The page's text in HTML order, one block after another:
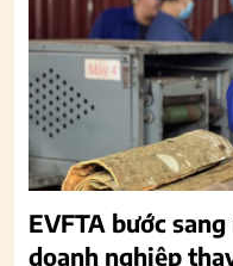
EVFTA bước
doanh nghiệp